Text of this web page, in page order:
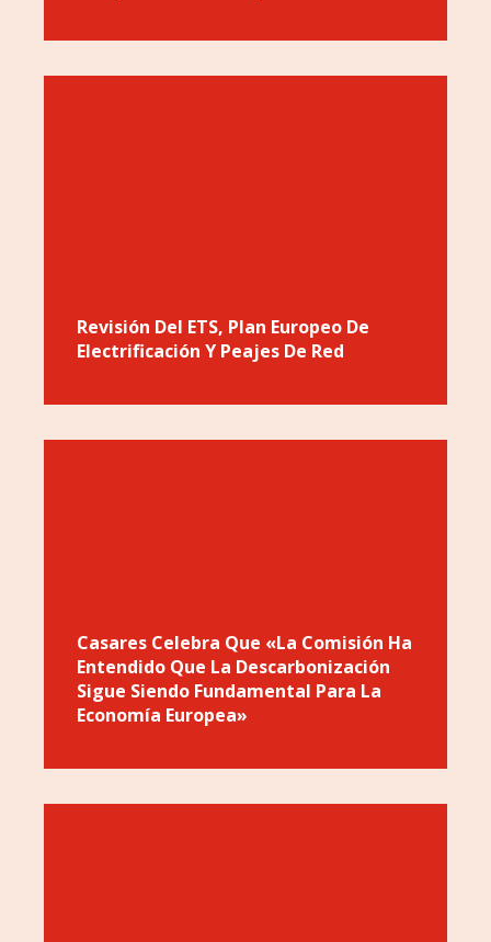
Revisión Del ETS, Plan Europeo De
Electrificación Y Peajes De Red
Casares Celebra Que «la Comisión Ha
Entendido Que La Descarbonización
Sigue Siendo Fundamental Para La
Economía Europea»